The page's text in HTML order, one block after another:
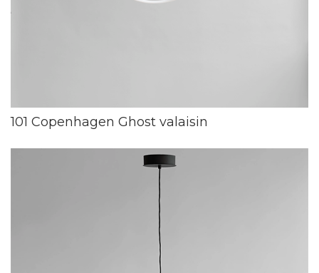
101 Copenhagen Ghost valaisin